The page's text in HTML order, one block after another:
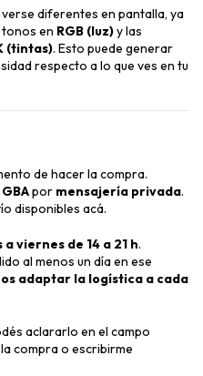
diferentes en pantalla, ya
en RGB (luz)y las
(tintas). Esto puede generar
respecto a lo que ves en tu
de hacer la compra.
GBApor mensajería privada.
disponibles acá.
a viernes de 14 a 21 h.
al menos un día en ese
adaptar la logística a cada
aclararlo en el campo
compra o escribirme